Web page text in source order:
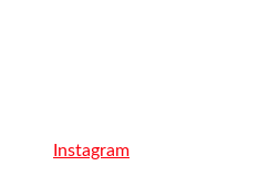
Instagram